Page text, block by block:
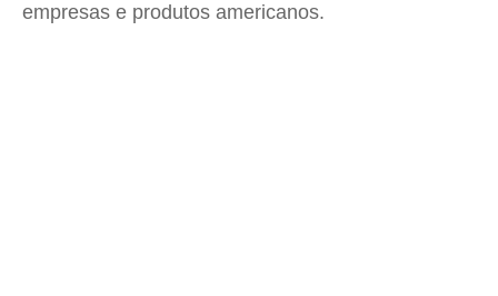
empresas e produtos americanos.